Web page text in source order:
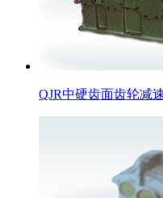
QJR中硬齿面齿轮减